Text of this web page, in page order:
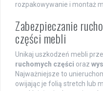
rozpakowywanie i montaż
Zabezpieczanie
części mebli
Unikaj uszkodzeń mebli
ruchomych części oraz
Najważniejsze to
owijając je folią stretch lub